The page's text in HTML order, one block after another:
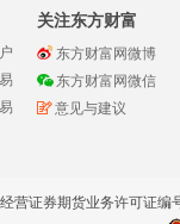
关注东方财富
东方财富网微博
东方财富网微信
意见与建议
营证券期货业务许可证编